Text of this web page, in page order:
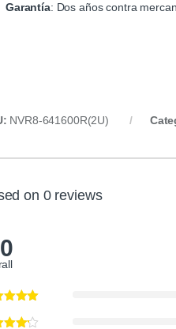
Garantía: Dos años contra
NVR8-641600R(2U)
on 0 reviews